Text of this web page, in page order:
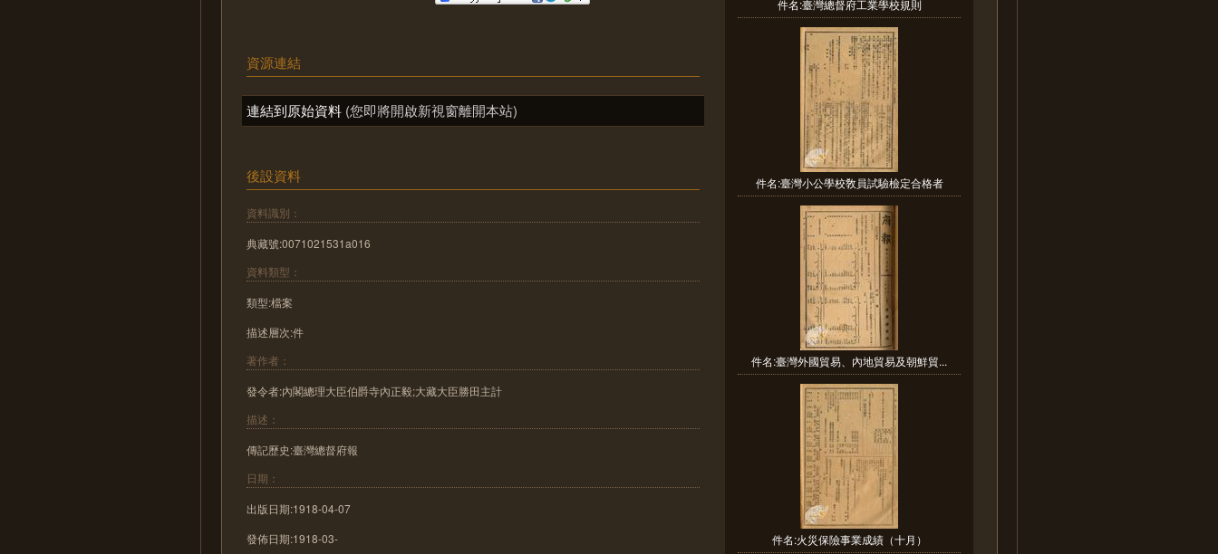
資源連結
連結到原始資料 (您即將開啟新視窗離開本站)
後設資料
資料識別：
典藏號:0071021531a016
資料類型：
類型:檔案
描述層次:件
著作者：
發令者:內閣總理大臣伯爵寺內正毅;大藏大臣勝田主計
描述：
傳記歷史:臺灣總督府報
日期：
出版日期:1918-04-07
發佈日期:1918-03-
件名:臺灣總督府工業學校規則
件名:臺灣小公學校敎員試驗檢定合格者
件名:臺灣外國貿易、內地貿易及朝鮮貿...
件名:火災保險事業成績（十月）